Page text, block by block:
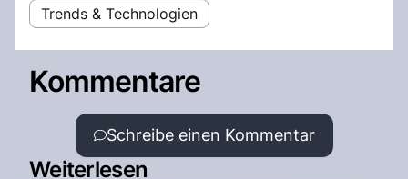
Trends & Technologien
Kommentare
Schreibe einen Kommentar
Weiterlesen